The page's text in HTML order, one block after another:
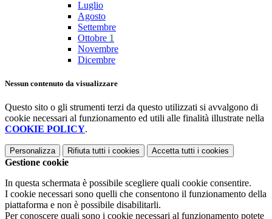
Luglio
Agosto
Settembre
Ottobre 1
Novembre
Dicembre
Nessun contenuto da visualizzare
Questo sito o gli strumenti terzi da questo utilizzati si avvalgono di
cookie necessari al funzionamento ed utili alle finalità illustrate nella
COOKIE POLICY.
Personalizza Rifiuta tutti i cookies Accetta tutti i cookies
Gestione cookie
In questa schermata è possibile scegliere quali cookie consentire.
I cookie necessari sono quelli che consentono il funzionamento della
piattaforma e non è possibile disabilitarli.
Per conoscere quali sono i cookie necessari al funzionamento potete